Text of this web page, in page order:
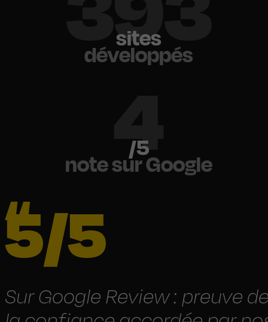
sites
développés
5
/5
note sur Google
5/5
Sur Google Review : preuve